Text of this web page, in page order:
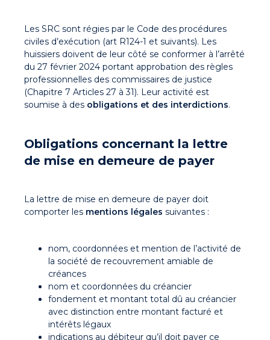
Les SRC sont régies par le Code des procédures
civiles d’exécution (art R124-1 et suivants). Les
huissiers doivent de leur côté se conformer à l’arrêté
du 27 février 2024 portant approbation des règles
professionnelles des commissaires de justice
(Chapitre 7 Articles 27 à 31). Leur activité est
soumise à des obligations et des interdictions.
Obligations concernant la lettre
de mise en demeure de payer
La lettre de mise en demeure de payer doit
comporter les mentions légales suivantes :
nom, coordonnées et mention de l’activité de
la société de recouvrement amiable de
créances
nom et coordonnées du créancier
fondement et montant total dû au créancier
avec distinction entre montant facturé et
intérêts légaux
indications au débiteur qu’il doit payer ce